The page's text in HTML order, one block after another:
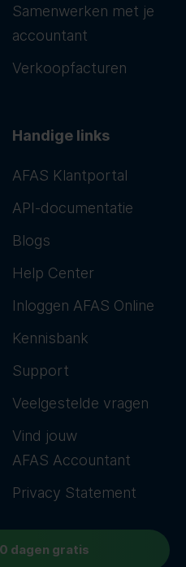
Samenwerken met je
accountant
Verkoopfacturen
Handige links
AFAS Klantportal
API-documentatie
Blogs
Help Center
Inloggen AFAS Online
Kennisbank
Support
Veelgestelde vragen
Vind jouw
AFAS Accountant
Privacy Statement
dagen gratis